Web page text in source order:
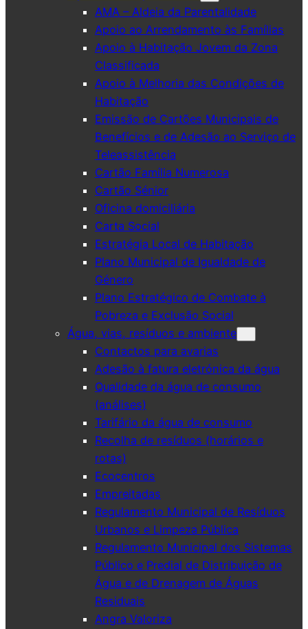
AMA – Aldeia da Parentalidade
Apoio ao Arrendamento às Famílias
Apoio à Habitação Jovem da Zona
Classificada
Apoio à Melhoria das Condições de
Habitação
Emissão de Cartões Municipais de
Benefícios e de Adesão ao Serviço de
Teleassistência
Cartão Família Numerosa
Cartão Sénior
Oficina domiciliária
Carta Social
Estratégia Local de Habitação
Plano Municipal de Igualdade de
Género
Plano Estratégico de Combate à
Pobreza e Exclusão Social
Água, vias, resíduos e ambiente
Contactos para avarias
Adesão à fatura eletrónica da água
Qualidade da água de consumo
(análises)
Tarifário da água de consumo
Recolha de resíduos (horários e
rotas)
Ecocentros
Empreitadas
Regulamento Municipal de Resíduos
Urbanos e Limpeza Pública
Regulamento Municipal dos Sistemas
Público e Predial de Distribuição de
Água e de Drenagem de Águas
Residuais
Angra Valoriza